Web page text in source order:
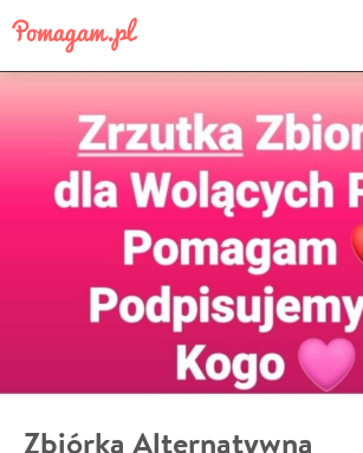
Zbiórka Alternatywna